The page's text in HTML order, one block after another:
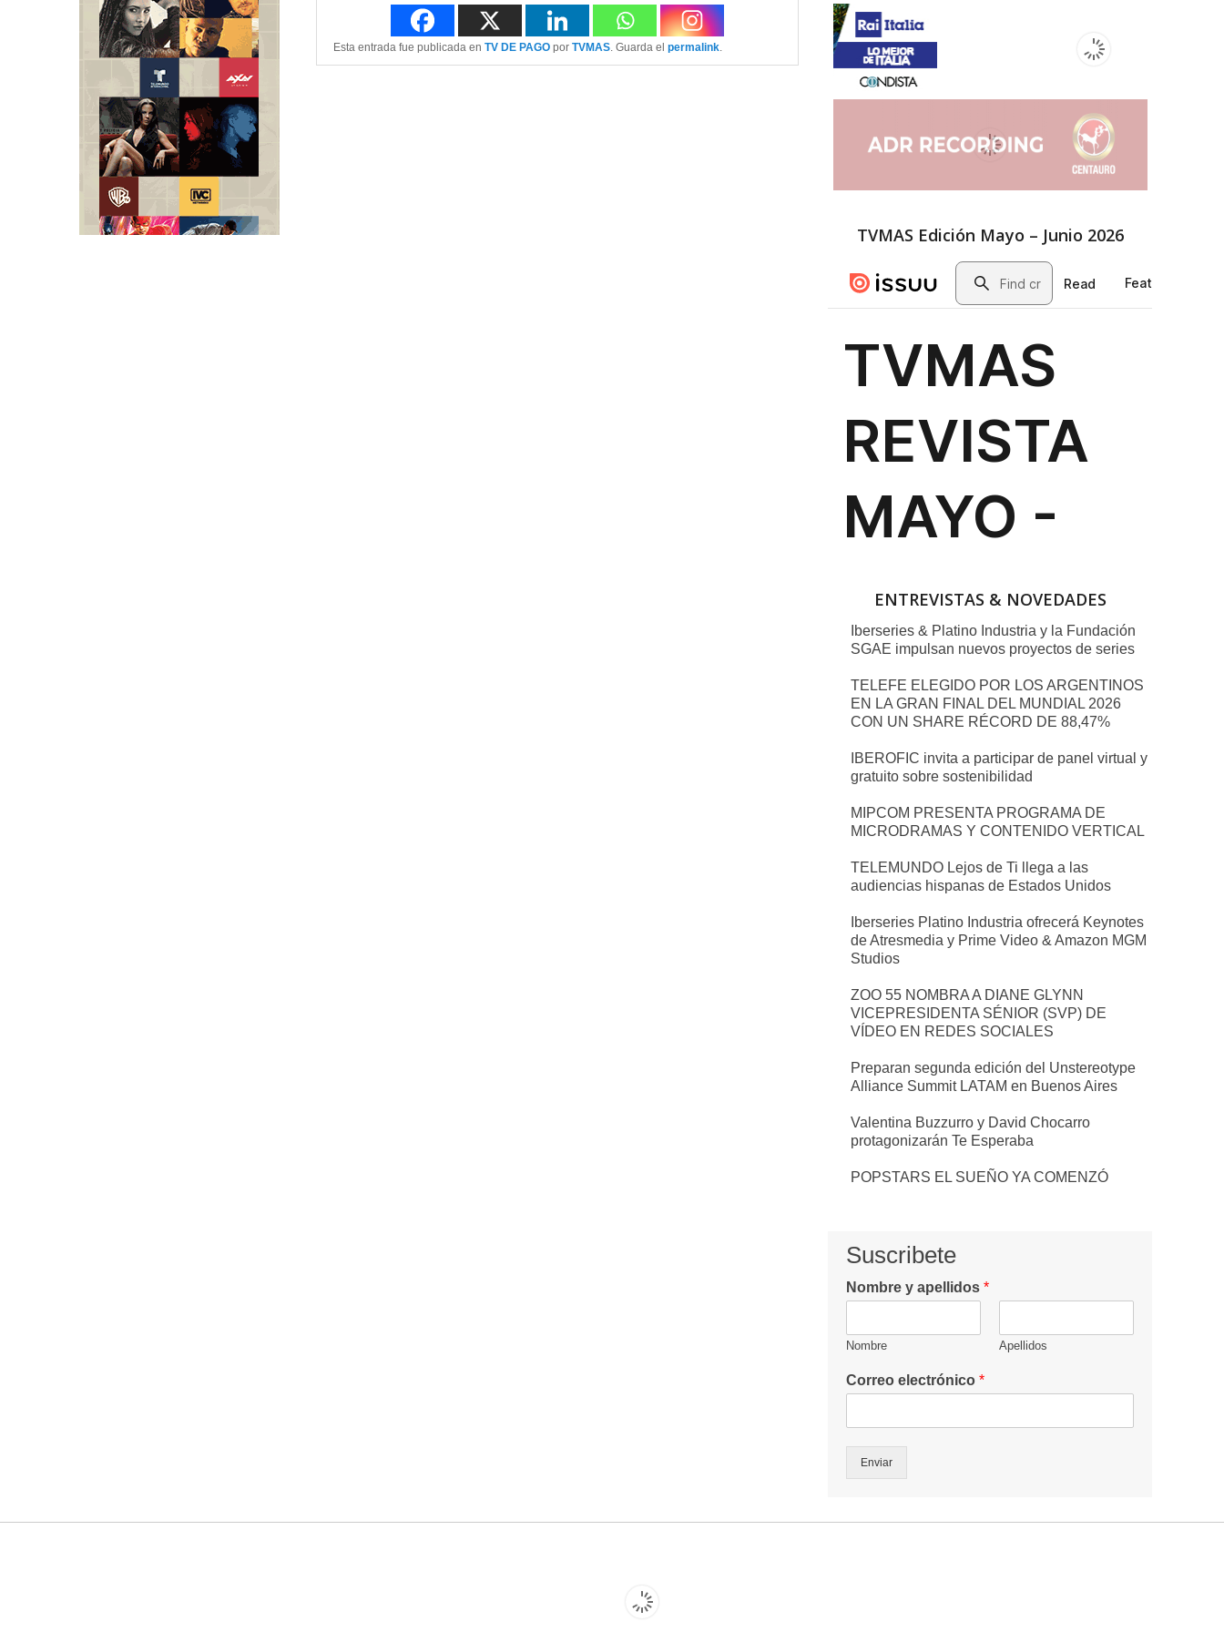
Esta entrada fue publicada en TV DE PAGO por TVMAS. Guarda el permalink.
TVMAS Edición Mayo – Junio 2026
ENTREVISTAS & NOVEDADES
Iberseries & Platino Industria y la Fundación
SGAE impulsan nuevos proyectos de series
TELEFE ELEGIDO POR LOS ARGENTINOS
EN LA GRAN FINAL DEL MUNDIAL 2026
CON UN SHARE RÉCORD DE 88,47%
IBEROFIC invita a participar de panel virtual y
gratuito sobre sostenibilidad
MIPCOM PRESENTA PROGRAMA DE
MICRODRAMAS Y CONTENIDO VERTICAL
TELEMUNDO Lejos de Ti llega a las
audiencias hispanas de Estados Unidos
Iberseries Platino Industria ofrecerá Keynotes
de Atresmedia y Prime Video & Amazon MGM
Studios
ZOO 55 NOMBRA A DIANE GLYNN
VICEPRESIDENTA SÉNIOR (SVP) DE
VÍDEO EN REDES SOCIALES
Preparan segunda edición del Unstereotype
Alliance Summit LATAM en Buenos Aires
Valentina Buzzurro y David Chocarro
protagonizarán Te Esperaba
POPSTARS EL SUEÑO YA COMENZÓ
Suscribete
Nombre y apellidos *
Nombre Apellidos
Correo electrónico *
Enviar